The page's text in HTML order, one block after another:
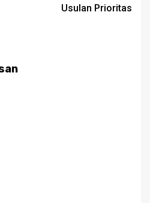
Usulan Prioritas